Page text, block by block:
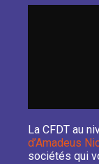
La CFDT au
d’Amadeus
sociétés qui